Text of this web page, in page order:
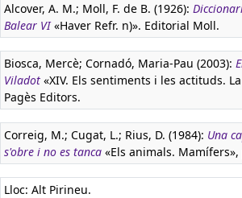
Alcover, A. M.; Moll, F. de B. (1926):
Balear VI«Haver Refr. n)». Editorial Moll.
Biosca, Mercè; Cornadó, Maria-Pau (2003):
Viladot «XIV. Els sentiments i les actituds.
Pagès Editors.
Correig, M.; Cugat, L.; Rius, D. (1984): Una
s'obre i no es tanca «Els animals.
Lloc: Alt Pirineu.